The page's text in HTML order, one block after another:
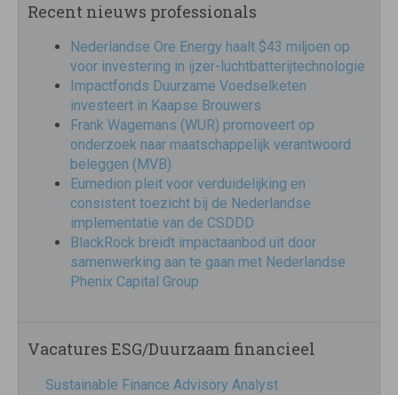
Recent nieuws professionals
Nederlandse Ore Energy haalt $43 miljoen op
voor investering in ijzer-luchtbatterijtechnologie
Impactfonds Duurzame Voedselketen
investeert in Kaapse Brouwers
Frank Wagemans (WUR) promoveert op
onderzoek naar maatschappelijk verantwoord
beleggen (MVB)
Eumedion pleit voor verduidelijking en
consistent toezicht bij de Nederlandse
implementatie van de CSDDD
BlackRock breidt impactaanbod uit door
samenwerking aan te gaan met Nederlandse
Phenix Capital Group
Vacatures ESG/Duurzaam financieel
Sustainable Finance Advisory Analyst